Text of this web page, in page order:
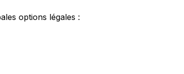
options légales :